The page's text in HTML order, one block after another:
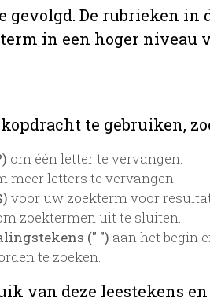
De rubrieken
in een hoger niveau
te gebruiken,
om één letter te vervangen.
meer letters te vervangen.
voor uw zoekterm voor
zoektermen uit te sluiten.
(" ") aan het begin
te zoeken.
van deze leestekens